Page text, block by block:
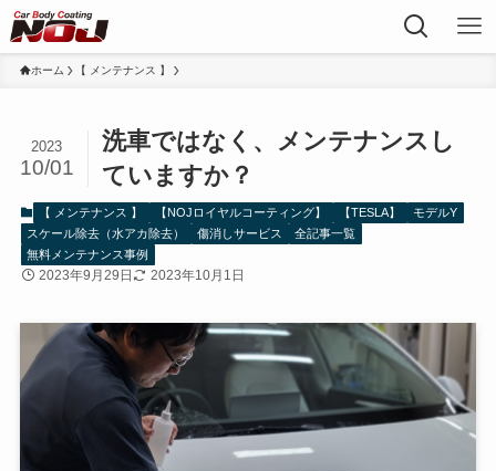
ホーム 【 メンテナンス 】
洗車ではなく、メンテナンスし
ていますか？
2023
10/01
【 メンテナンス 】 【NOJロイヤルコーティング】 【TESLA】
モデルY
スケール除去（水アカ除去）
傷消しサービス
全記事一覧
無料メンテナンス事例
2023年9月29日 2023年10月1日